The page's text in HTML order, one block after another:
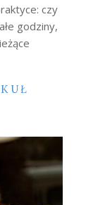
czy
godziny,